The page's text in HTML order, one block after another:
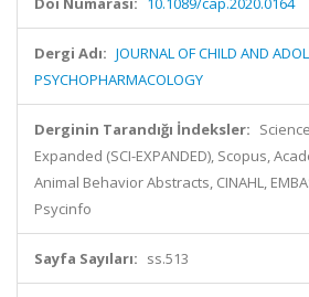
Dergi Adı: JOURNAL OF CHILD AND
PSYCHOPHARMACOLOGY
Derginin Tarandığı İndeksler:
Expanded (SCI-EXPANDED), Scopus,
Animal Behavior Abstracts, CINAHL,
Psycinfo
Sayfa Sayıları: ss.513